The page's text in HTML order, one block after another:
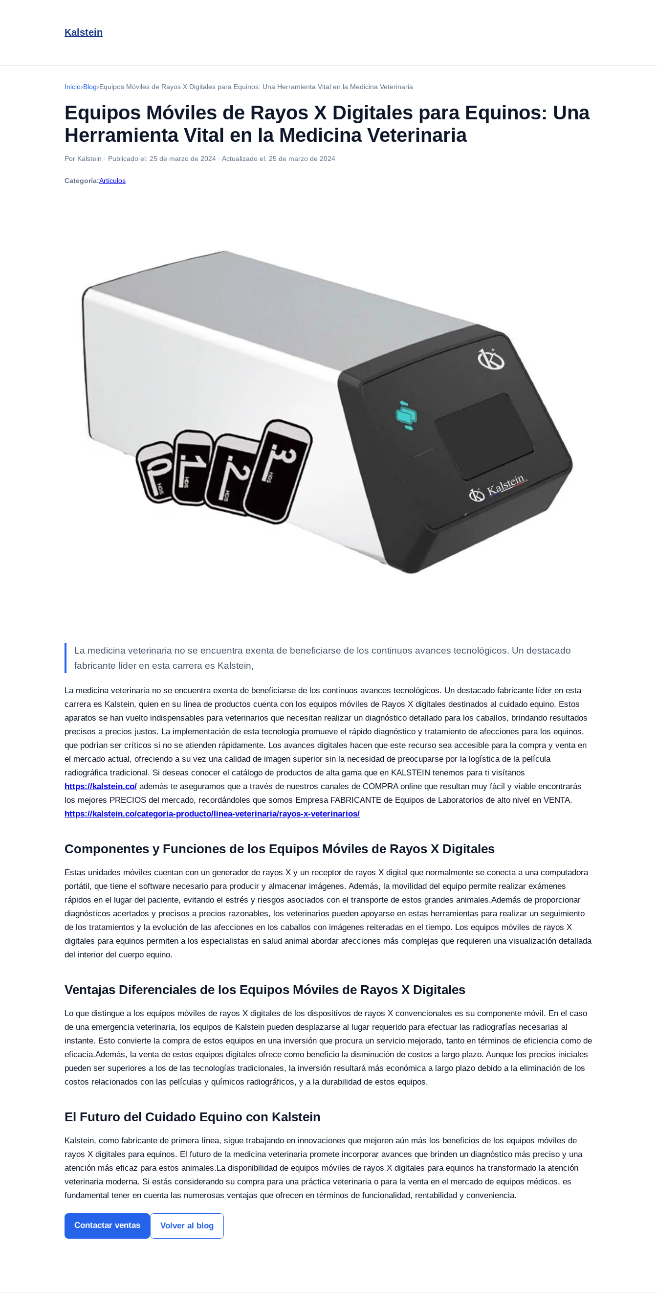
Kalstein
Inicio›Blog›Equipos Móviles de Rayos X Digitales para Equinos: Una Herramienta Vital en la Medicina Veterinaria
Equipos Móviles de Rayos X Digitales para Equinos: Una
Herramienta Vital en la Medicina Veterinaria
Por Kalstein · Publicado el: 25 de marzo de 2024 · Actualizado el: 25 de marzo de 2024
Categoría:Articulos
La medicina veterinaria no se encuentra exenta de beneficiarse de los continuos avances tecnológicos. Un destacado
fabricante líder en esta carrera es Kalstein,
La medicina veterinaria no se encuentra exenta de beneficiarse de los continuos avances tecnológicos. Un destacado fabricante líder en esta
carrera es Kalstein, quien en su línea de productos cuenta con los equipos móviles de Rayos X digitales destinados al cuidado equino. Estos
aparatos se han vuelto indispensables para veterinarios que necesitan realizar un diagnóstico detallado para los caballos, brindando resultados
precisos a precios justos. La implementación de esta tecnología promueve el rápido diagnóstico y tratamiento de afecciones para los equinos,
que podrían ser críticos si no se atienden rápidamente. Los avances digitales hacen que este recurso sea accesible para la compra y venta en
el mercado actual, ofreciendo a su vez una calidad de imagen superior sin la necesidad de preocuparse por la logística de la película
radiográfica tradicional. Si deseas conocer el catálogo de productos de alta gama que en KALSTEIN tenemos para ti visítanos
https://kalstein.co/ además te aseguramos que a través de nuestros canales de COMPRA online que resultan muy fácil y viable encontrarás
los mejores PRECIOS del mercado, recordándoles que somos Empresa FABRICANTE de Equipos de Laboratorios de alto nivel en VENTA.
https://kalstein.co/categoria-producto/linea-veterinaria/rayos-x-veterinarios/
Componentes y Funciones de los Equipos Móviles de Rayos X Digitales
Estas unidades móviles cuentan con un generador de rayos X y un receptor de rayos X digital que normalmente se conecta a una computadora
portátil, que tiene el software necesario para producir y almacenar imágenes. Además, la movilidad del equipo permite realizar exámenes
rápidos en el lugar del paciente, evitando el estrés y riesgos asociados con el transporte de estos grandes animales.Además de proporcionar
diagnósticos acertados y precisos a precios razonables, los veterinarios pueden apoyarse en estas herramientas para realizar un seguimiento
de los tratamientos y la evolución de las afecciones en los caballos con imágenes reiteradas en el tiempo. Los equipos móviles de rayos X
digitales para equinos permiten a los especialistas en salud animal abordar afecciones más complejas que requieren una visualización detallada
del interior del cuerpo equino.
Ventajas Diferenciales de los Equipos Móviles de Rayos X Digitales
Lo que distingue a los equipos móviles de rayos X digitales de los dispositivos de rayos X convencionales es su componente móvil. En el caso
de una emergencia veterinaria, los equipos de Kalstein pueden desplazarse al lugar requerido para efectuar las radiografías necesarias al
instante. Esto convierte la compra de estos equipos en una inversión que procura un servicio mejorado, tanto en términos de eficiencia como de
eficacia.Además, la venta de estos equipos digitales ofrece como beneficio la disminución de costos a largo plazo. Aunque los precios iniciales
pueden ser superiores a los de las tecnologías tradicionales, la inversión resultará más económica a largo plazo debido a la eliminación de los
costos relacionados con las películas y químicos radiográficos, y a la durabilidad de estos equipos.
El Futuro del Cuidado Equino con Kalstein
Kalstein, como fabricante de primera línea, sigue trabajando en innovaciones que mejoren aún más los beneficios de los equipos móviles de
rayos X digitales para equinos. El futuro de la medicina veterinaria promete incorporar avances que brinden un diagnóstico más preciso y una
atención más eficaz para estos animales. La disponibilidad de equipos móviles de rayos X digitales para equinos ha transformado la atención
veterinaria moderna. Si estás considerando su compra para una práctica veterinaria o para la venta en el mercado de equipos médicos, es
fundamental tener en cuenta las numerosas ventajas que ofrecen en términos de funcionalidad, rentabilidad y conveniencia.
Contactar ventas Volver al blog